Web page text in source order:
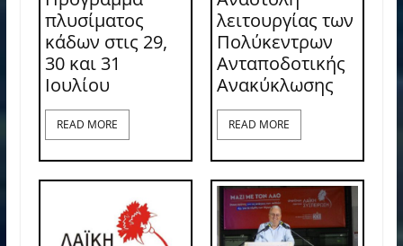
πλυσίματος
κάδων στις 29,
30 και 31
Ιουλίου
READ MORE
λειτουργίας των
Πολύκεντρων
Ανταποδοτικής
Ανακύκλωσης
READ MORE